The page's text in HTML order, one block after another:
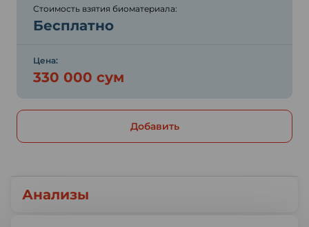
Анализы
Стоимость взятия биоматериала:
Бесплатно
Цена:
330 000 сум
Добавить